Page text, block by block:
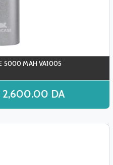
5000 MAH VA1005
2,600.00 DA